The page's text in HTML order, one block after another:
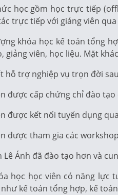
học gồm học trực tiếp
trực tiếp với giảng viên qua
khóa học kế toán tổng
giảng viên, học liệu. Mặt
hỗ trợ nghiệp vụ trọn đời
được cấp chứng chỉ đào
được kết nối tuyển dụng
được tham gia các
Lê Ánh đã đào tạo hơn và
học học viên có năng lực
kế toán tổng hợp, kế